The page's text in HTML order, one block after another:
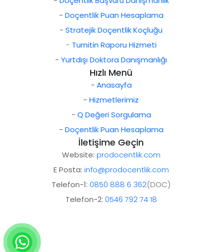
- Doçentlik Puan Hesaplama
- Stratejik Doçentlik Koçluğu
- Turnitin Raporu Hizmeti
- Yurtdışı Doktora Danışmanlığı
Hızlı Menü
- Anasayfa
- Hizmetlerimiz
- Q Değeri Sorgulama
- Doçentlik Puan Hesaplama
İletişime Geçin
Website: prodocentlik.com
E Posta: info@prodocentlik.com
Telefon-1: 0850 888 6 362(DOC)
Telefon-2: 0546 792 74 18